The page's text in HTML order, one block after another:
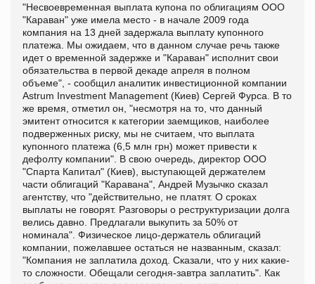
"Несвоевременная выплата купона по облигациям ООО
"Караван" уже имела место - в начале 2009 года
компания на 13 дней задержала выплату купонного
платежа. Мы ожидаем, что в данном случае речь также
идет о временной задержке и "Караван" исполнит свои
обязательства в первой декаде апреля в полном
объеме", - сообщил аналитик инвестиционной компании
Astrum Investment Management (Киев) Сергей Фурса. В то
же время, отметил он, "несмотря на то, что данный
эмитент относится к категории заемщиков, наиболее
подверженных риску, мы не считаем, что выплата
купонного платежа (6,5 млн грн) может привести к
дефолту компании". В свою очередь, директор ООО
"Спарта Капитал" (Киев), выступающей держателем
части облигаций "Каравана", Андрей Музычко сказал
агентству, что "действительно, не платят. О сроках
выплаты не говорят. Разговоры о реструктуризации долга
велись давно. Предлагали выкупить за 50% от
номинала". Физическое лицо-держатель облигаций
компании, пожелавшее остаться не названным, сказал:
"Компания не заплатила доход. Сказали, что у них какие-
то сложности. Обещали сегодня-завтра заплатить". Как